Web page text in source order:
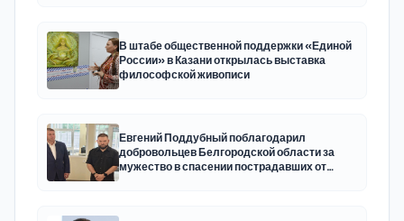
В штабе общественной поддержки «Единой
России» в Казани открылась выставка
философской живописи
Евгений Поддубный поблагодарил
добровольцев Белгородской области за
мужество в спасении пострадавших от